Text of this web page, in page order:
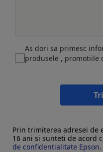
As dori sa primesc
produsele , promotiile
Prin trimiterea adresei de
16 ani si sunteti de acord
de confidentialitate Epson.